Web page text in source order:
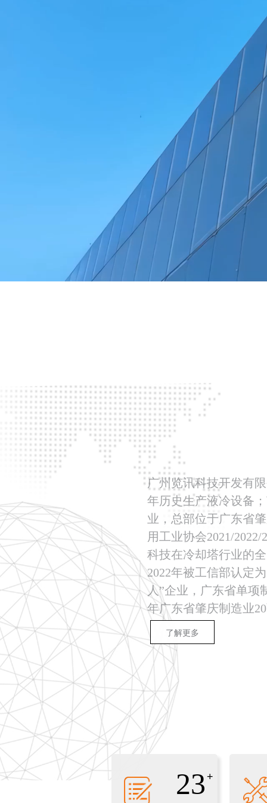
23 +
广州览讯科技开发有
年历史生产液冷设备
业，总部位于广东省
用工业协会2021/
科技在冷却塔行业的
2022年被工信部认定
人”企业，广东省单项
年广东省肇庆制造业
了解更多